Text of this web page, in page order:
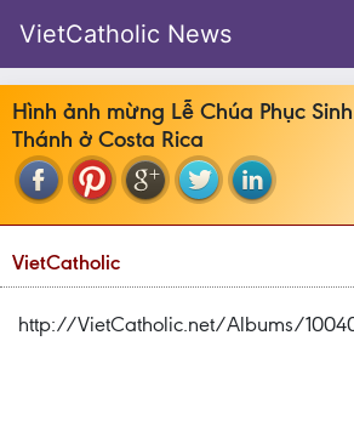
VietCatholic News
Hình ảnh mừng Lễ Chúa Phục
Thánh ở Costa Rica
VietCatholic
http://VietCatholic.net/Albums/